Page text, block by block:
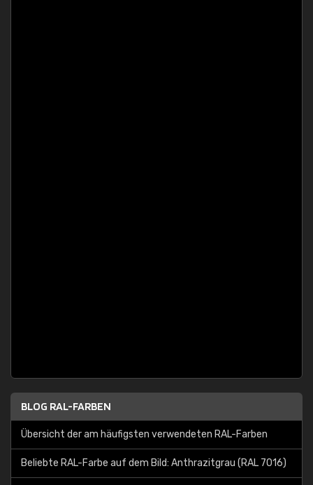
BLOG RAL-FARBEN
Übersicht der am häufigsten verwendeten RAL-Farben
Beliebte RAL-Farbe auf dem Bild: Anthrazitgrau (RAL 7016)